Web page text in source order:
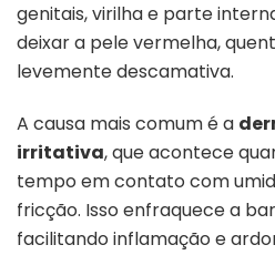
genitais, virilha e parte
deixar a pele vermelha,
levemente descamativa.
A causa mais comum é a
irritativa, que acontece
tempo em contato com
fricção. Isso enfraquece a
facilitando inflamação e